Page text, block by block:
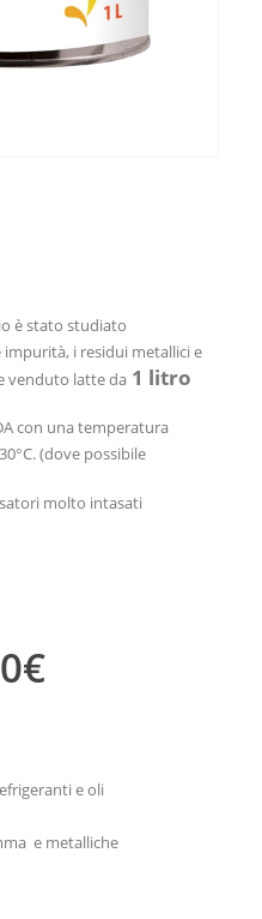
è stato studiato
i residui metallici e
venduto latte da 1 litro
con una temperatura
(dove possibile
molto intasati
€
e oli
e metalliche